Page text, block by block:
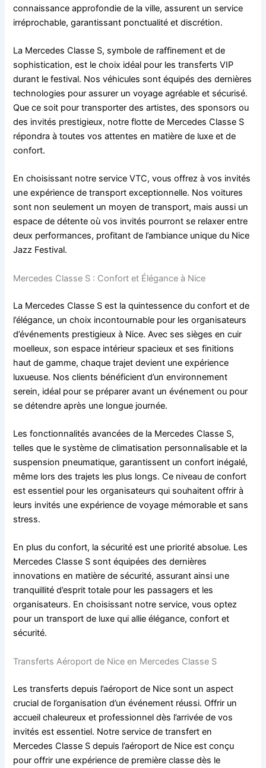
connaissance approfondie de la ville, assurent un service
irréprochable, garantissant ponctualité et discrétion.
La Mercedes Classe S, symbole de raffinement et de
sophistication, est le choix idéal pour les transferts VIP
durant le festival. Nos véhicules sont équipés des dernières
technologies pour assurer un voyage agréable et sécurisé.
Que ce soit pour transporter des artistes, des sponsors ou
des invités prestigieux, notre flotte de Mercedes Classe S
répondra à toutes vos attentes en matière de luxe et de
confort.
En choisissant notre service VTC, vous offrez à vos invités
une expérience de transport exceptionnelle. Nos voitures
sont non seulement un moyen de transport, mais aussi un
espace de détente où vos invités pourront se relaxer entre
deux performances, profitant de l’ambiance unique du Nice
Jazz Festival.
Mercedes Classe S : Confort et Élégance à Nice
La Mercedes Classe S est la quintessence du confort et de
l’élégance, un choix incontournable pour les organisateurs
d’événements prestigieux à Nice. Avec ses sièges en cuir
moelleux, son espace intérieur spacieux et ses finitions
haut de gamme, chaque trajet devient une expérience
luxueuse. Nos clients bénéficient d’un environnement
serein, idéal pour se préparer avant un événement ou pour
se détendre après une longue journée.
Les fonctionnalités avancées de la Mercedes Classe S,
telles que le système de climatisation personnalisable et la
suspension pneumatique, garantissent un confort inégalé,
même lors des trajets les plus longs. Ce niveau de confort
est essentiel pour les organisateurs qui souhaitent offrir à
leurs invités une expérience de voyage mémorable et sans
stress.
En plus du confort, la sécurité est une priorité absolue. Les
Mercedes Classe S sont équipées des dernières
innovations en matière de sécurité, assurant ainsi une
tranquillité d’esprit totale pour les passagers et les
organisateurs. En choisissant notre service, vous optez
pour un transport de luxe qui allie élégance, confort et
sécurité.
Transferts Aéroport de Nice en Mercedes Classe S
Les transferts depuis l’aéroport de Nice sont un aspect
crucial de l’organisation d’un événement réussi. Offrir un
accueil chaleureux et professionnel dès l’arrivée de vos
invités est essentiel. Notre service de transfert en
Mercedes Classe S depuis l’aéroport de Nice est conçu
pour offrir une expérience de première classe dès le